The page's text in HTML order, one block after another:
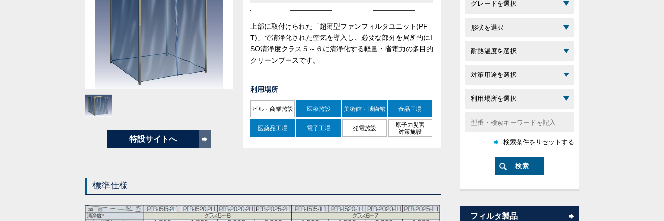
特設サイトへ
上部に取付けられた「超薄型ファンフィルタユニット(PF
T)」で清浄化された空気を導入し、必要な部分を局所的にI
SO清浄度クラス５～６に清浄化する軽量・省電力の多目的
クリーンブースです。
利用場所
ビル・商業施設 医療施設 美術館・博物館 食品工場
医薬品工場 電子工場 発電施設
原子力災害
対策施設
標準仕様
フィルタ製品